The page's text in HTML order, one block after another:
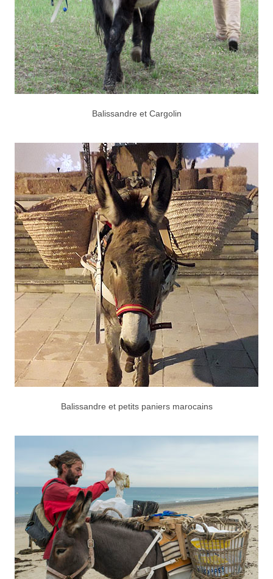
Balissandre et Cargolin
Balissandre et petits paniers marocains